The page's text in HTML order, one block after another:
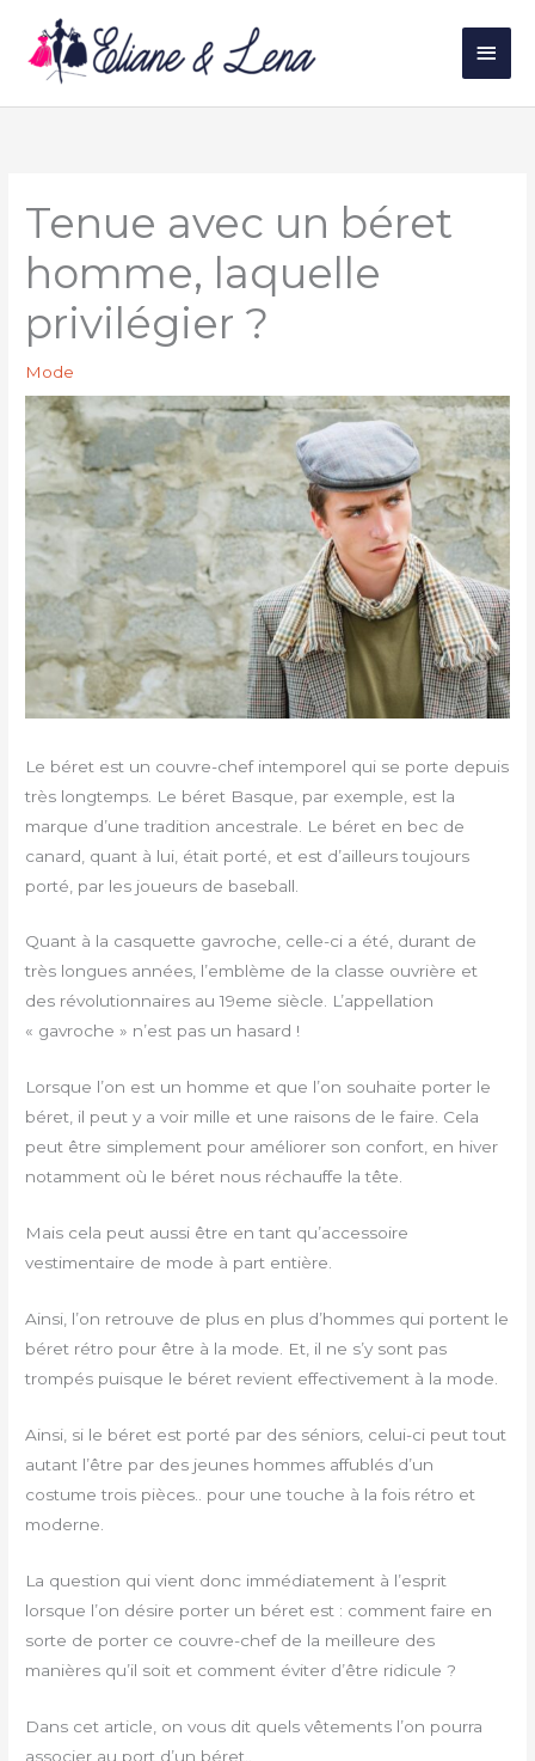
contenu
Tenue avec un béret
homme, laquelle
privilégier ?
Mode
Le béret est un couvre-chef intemporel qui se porte depuis
très longtemps. Le béret Basque, par exemple, est la
marque d’une tradition ancestrale. Le béret en bec de
canard, quant à lui, était porté, et est d’ailleurs toujours
porté, par les joueurs de baseball.
Quant à la casquette gavroche, celle-ci a été, durant de
très longues années, l’emblème de la classe ouvrière et
des révolutionnaires au 19eme siècle. L’appellation
« gavroche » n’est pas un hasard !
Lorsque l’on est un homme et que l’on souhaite porter le
béret, il peut y a voir mille et une raisons de le faire. Cela
peut être simplement pour améliorer son confort, en hiver
notamment où le béret nous réchauffe la tête.
Mais cela peut aussi être en tant qu’accessoire
vestimentaire de mode à part entière.
Ainsi, l’on retrouve de plus en plus d’hommes qui portent le
béret rétro pour être à la mode. Et, il ne s’y sont pas
trompés puisque le béret revient effectivement à la mode.
Ainsi, si le béret est porté par des séniors, celui-ci peut tout
autant l’être par des jeunes hommes affublés d’un
costume trois pièces.. pour une touche à la fois rétro et
moderne.
La question qui vient donc immédiatement à l’esprit
lorsque l’on désire porter un béret est : comment faire en
sorte de porter ce couvre-chef de la meilleure des
manières qu’il soit et comment éviter d’être ridicule ?
Dans cet article, on vous dit quels vêtements l’on pourra
associer au port d’un béret..